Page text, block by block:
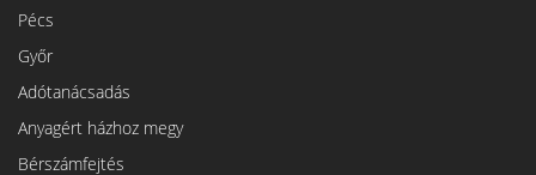
Pécs
Győr
Adótanácsadás
Anyagért házhoz megy
Bérszámfejtés